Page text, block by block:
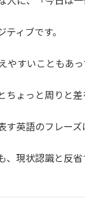
ィブです。
やすいこともあ
ちょっと周りと
す英語のフレー
、現状認識と反